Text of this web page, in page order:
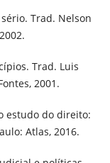
Trad. Nelson
Trad. Luis
2001.
estudo do direito:
Atlas, 2016.